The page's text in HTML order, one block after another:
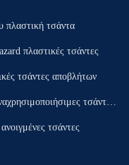
πλαστική τσάντα
πλαστικές τσάντες
τσάντες αποβλήτων
τσάντες
τσάντες